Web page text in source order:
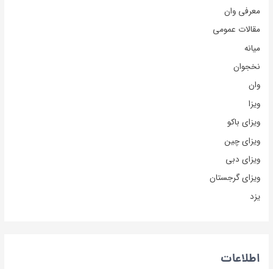
معرفی وان
مقالات عمومی
میانه
نخجوان
وان
ویزا
ویزای باکو
ویزای چین
ویزای دبی
ویزای گرجستان
یزد
اطلاعات